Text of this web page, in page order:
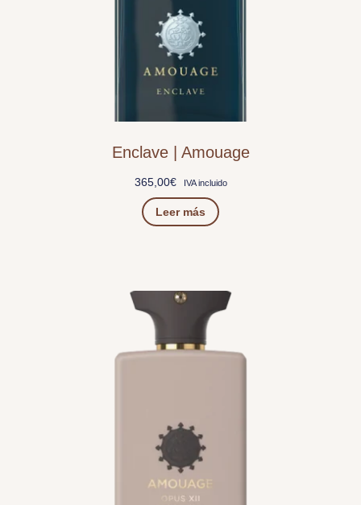
Enclave | Amouage
365,00€ IVA incluido
Leer más